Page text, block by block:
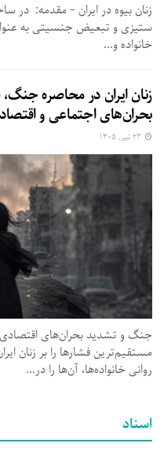
زنان بیوه در ایران - مقدمه: در
ستیزی و تبعیض جنسیتی به
خانواده و...
زنان ایران در محاصره
بحران‌های اجتماعی و
جنگ و تشدید بحران‌های اقتصادی
مستقیم‌ترین فشارها را بر زنان
روانی خانواده‌ها، آن‌ها را در...
اسناد